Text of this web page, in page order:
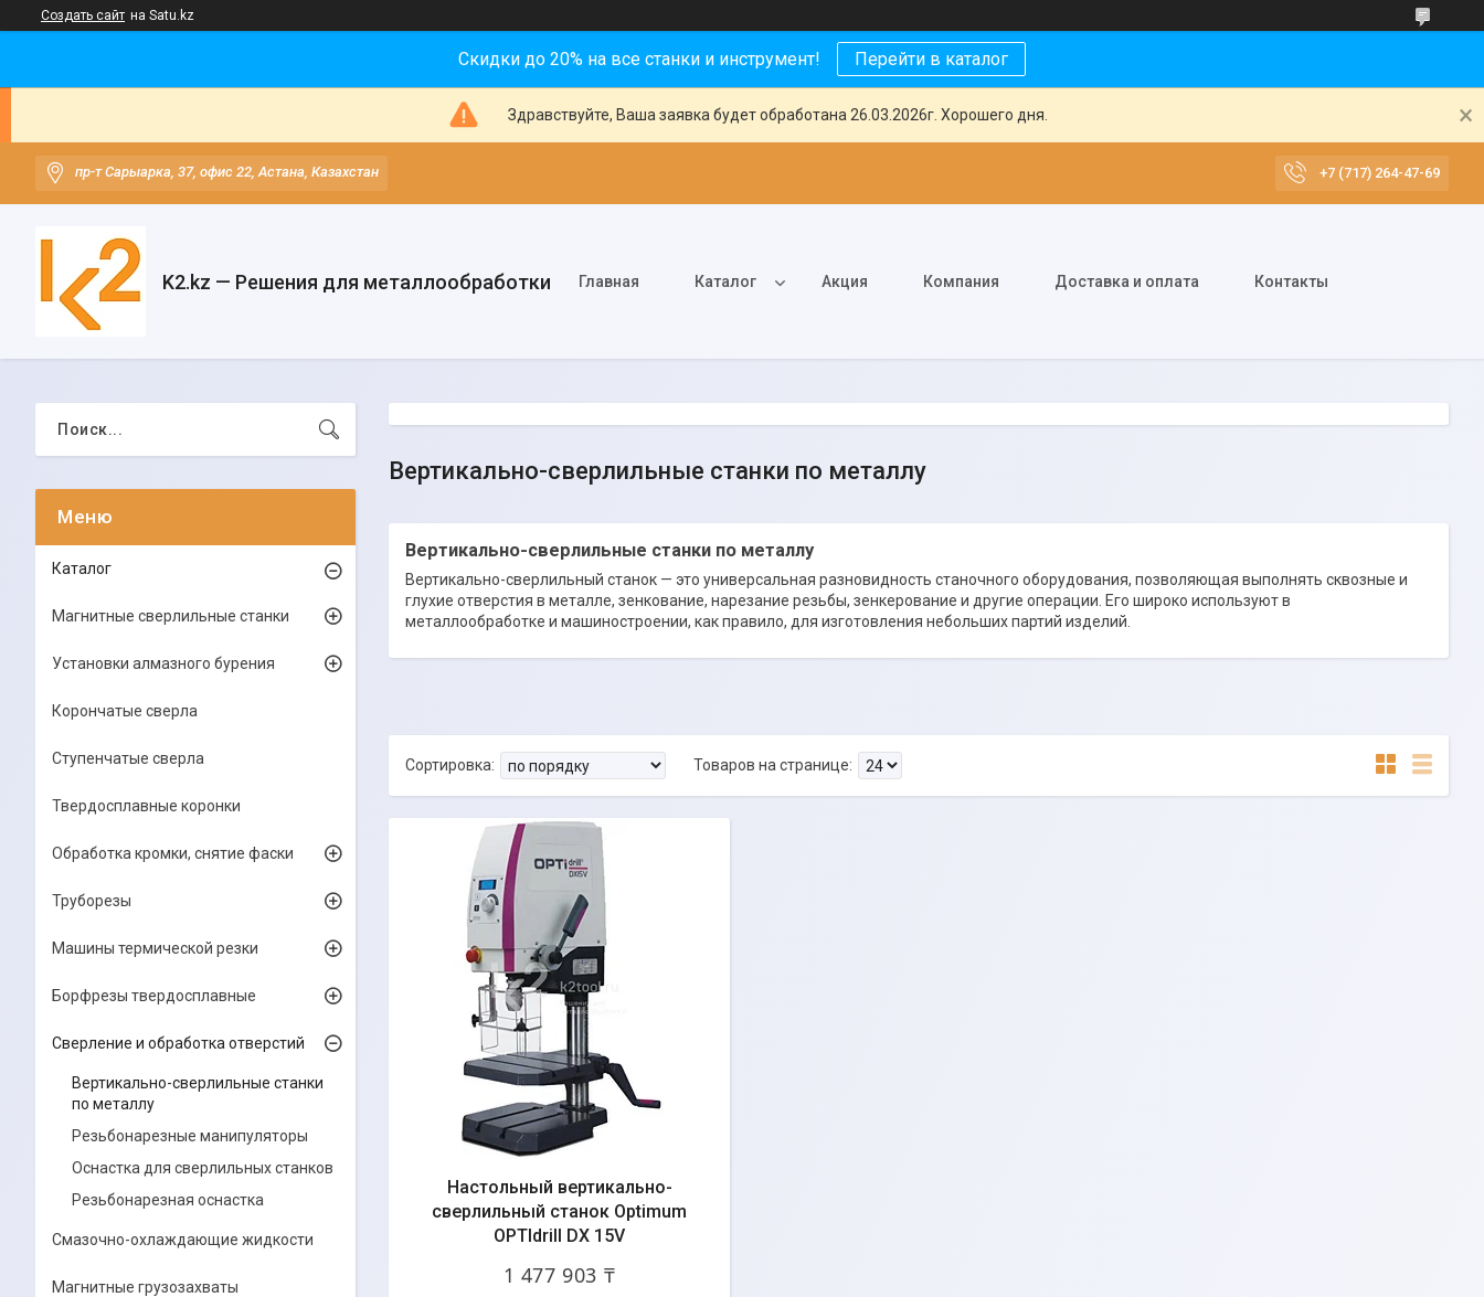
Создать сайт на Satu.kz
Скидки до 20% на все станки и инструмент! Перейти в каталог
Здравствуйте, Ваша заявка будет обработана 26.03.2026г. Хорошего дня.
пр-т Сарыарка, 37, офис 22, Астана, Казахстан +7 (717) 264-47-69
K2.kz — Решения для металлообработки Главная Каталог Акция Компания Доставка и оплата Контакты
Вертикально-сверлильные станки по металлу
Вертикально-сверлильные станки по металлу
Вертикально-сверлильный станок — это универсальная разновидность станочного оборудования, позволяющая выполнять сквозные и
глухие отверстия в металле, зенкование, нарезание резьбы, зенкерование и другие операции. Его широко используют в
металлообработке и машиностроении, как правило, для изготовления небольших партий изделий.
Настольный вертикально-
сверлильный станок Optimum
OPTIdrill DX 15V
1 477 903 ₸
Каталог
Магнитные сверлильные станки
Установки алмазного бурения
Корончатые сверла
Ступенчатые сверла
Твердосплавные коронки
Обработка кромки, снятие фаски
Труборезы
Машины термической резки
Борфрезы твердосплавные
Сверление и обработка отверстий
Вертикально-сверлильные станки
по металлу
Резьбонарезные манипуляторы
Оснастка для сверлильных станков
Резьбонарезная оснастка
Смазочно-охлаждающие жидкости
Магнитные грузозахваты